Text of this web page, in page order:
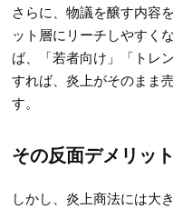
さらに、物議を醸す内容
ット層にリーチしやすく
ば、「若者向け」「トレ
すれば、炎上がそのまま
す。
その反面デメリッ
しかし、炎上商法には大